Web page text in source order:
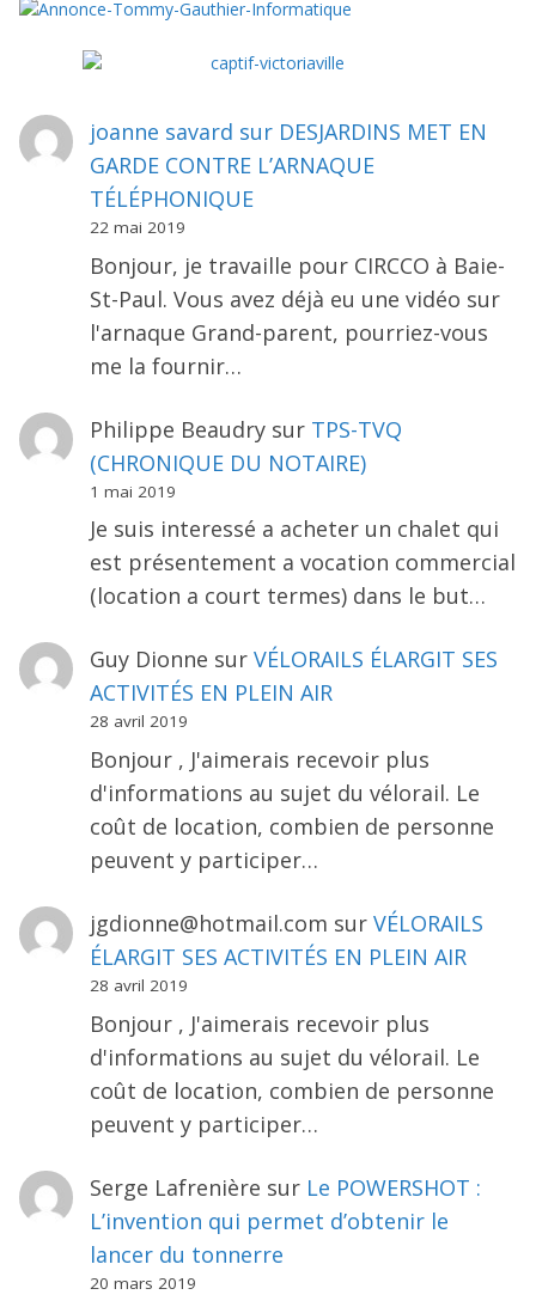
joanne savard sur DESJARDINS MET EN
GARDE CONTRE L’ARNAQUE
TÉLÉPHONIQUE
22 mai 2019
Bonjour, je travaille pour CIRCCO à Baie-
St-Paul. Vous avez déjà eu une vidéo sur
l'arnaque Grand-parent, pourriez-vous
me la fournir…
Philippe Beaudrysur TPS-TVQ
(CHRONIQUE DU NOTAIRE)
1 mai 2019
Je suis interessé a acheter un chalet qui
est présentement a vocation commercial
(location a court termes) dans le but…
Guy Dionne sur VÉLORAILS ÉLARGIT SES
ACTIVITÉS EN PLEIN AIR
28 avril 2019
Bonjour , J'aimerais recevoir plus
d'informations au sujet du vélorail. Le
coût de location, combien de personne
peuvent y participer…
jgdionne@hotmail.com sur VÉLORAILS
ÉLARGIT SES ACTIVITÉS EN PLEIN AIR
28 avril 2019
Bonjour , J'aimerais recevoir plus
d'informations au sujet du vélorail. Le
coût de location, combien de personne
peuvent y participer…
Serge Lafrenière sur Le POWERSHOT :
L’invention qui permet d’obtenir le
lancer du tonnerre
20 mars 2019